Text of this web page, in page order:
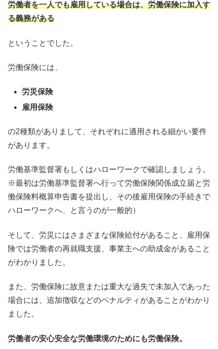
労働者を一人でも雇用している場合は、労働保険に加入す
る義務がある
ということでした。
労働保険には、
労災保険
雇用保険
の2種類がありまして、それぞれに適用される細かい要件
があります。
労働基準監督署もしくはハローワークで確認しましょう。
※最初は労働基準監督署へ行って労働保険関係成立届と労
働保険料概算申告書を提出し、その後雇用保険の手続きで
ハローワークへ、と言うのが一般的）
そして、労災にはさまざまな保険給付があること、雇用保
険では労働者の再就職支援、事業主への助成金があること
がわかりました。
また、労働保険に故意または重大な過失で未加入であった
場合には、追加徴収などのペナルティがあることがわかり
ました。
労働者の安心安全な労働環境のためにも労働保険。